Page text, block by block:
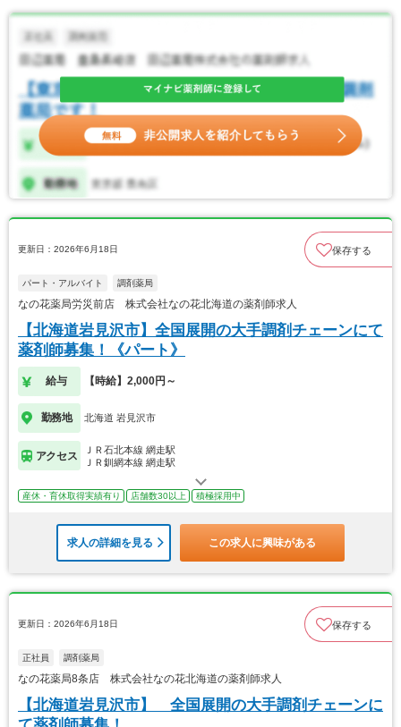
更新日：2026年6月18日 保存する
パート・アルバイト 調剤薬局
なの花薬局労災前店 株式会社なの花北海道の薬剤師求人
【北海道岩見沢市】全国展開の大手調剤チェーンにて
薬剤師募集！《パート》
給与 【時給】2,000円～
勤務地 北海道 岩見沢市
アクセス
ＪＲ石北本線 網走駅
ＪＲ釧網本線 網走駅
産休・育休取得実績有り 店舗数30以上 積極採用中
求人の詳細を見る この求人に興味がある
更新日：2026年6月18日 保存する
正社員 調剤薬局
なの花薬局8条店 株式会社なの花北海道の薬剤師求人
【北海道岩見沢市】 全国展開の大手調剤チェーンに